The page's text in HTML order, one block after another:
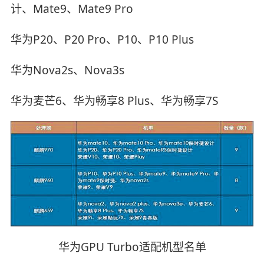
计、Mate9、Mate9 Pro
华为P20、P20 Pro、P10、P10 Plus
华为Nova2s、Nova3s
华为麦芒6、华为畅享8 Plus、华为畅享7S
华为GPU Turbo适配机型名单